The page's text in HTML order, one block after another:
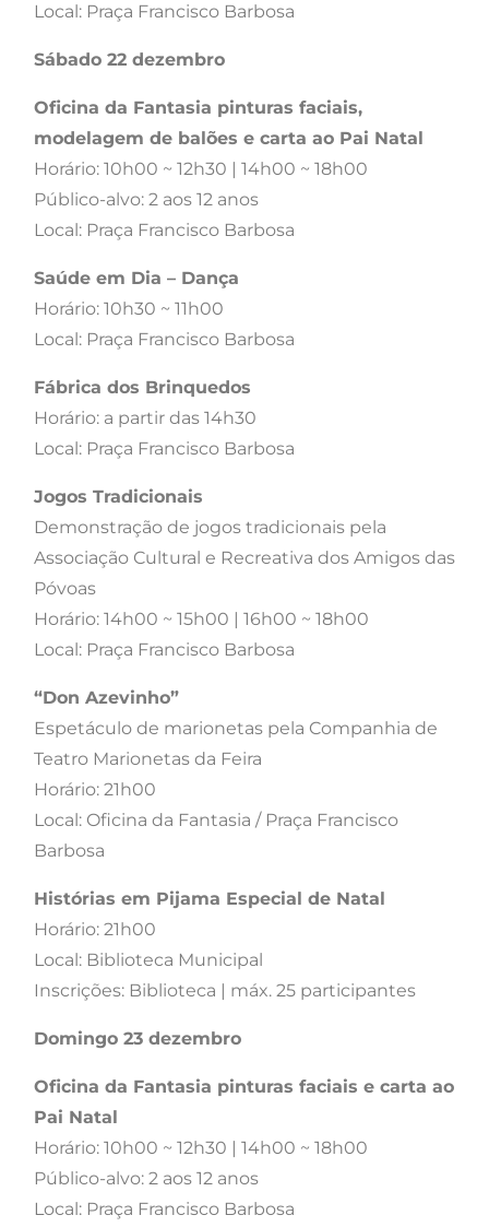
Local: Praça Francisco Barbosa
Sábado 22 dezembro
Oficina da Fantasia pinturas faciais,
modelagem de balões e carta ao Pai Natal
Horário: 10h00 ~ 12h30 | 14h00 ~ 18h00
Público-alvo: 2 aos 12 anos
Local: Praça Francisco Barbosa
Saúde em Dia – Dança
Horário: 10h30 ~ 11h00
Local: Praça Francisco Barbosa
Fábrica dos Brinquedos
Horário: a partir das 14h30
Local: Praça Francisco Barbosa
Jogos Tradicionais
Demonstração de jogos tradicionais pela
Associação Cultural e Recreativa dos Amigos das
Póvoas
Horário: 14h00 ~ 15h00 | 16h00 ~ 18h00
Local: Praça Francisco Barbosa
“Don Azevinho”
Espetáculo de marionetas pela Companhia de
Teatro Marionetas da Feira
Horário: 21h00
Local: Oficina da Fantasia / Praça Francisco
Barbosa
Histórias em Pijama Especial de Natal
Horário: 21h00
Local: Biblioteca Municipal
Inscrições: Biblioteca | máx. 25 participantes
Domingo 23 dezembro
Oficina da Fantasia pinturas faciais e carta ao
Pai Natal
Horário: 10h00 ~ 12h30 | 14h00 ~ 18h00
Público-alvo: 2 aos 12 anos
Local: Praça Francisco Barbosa